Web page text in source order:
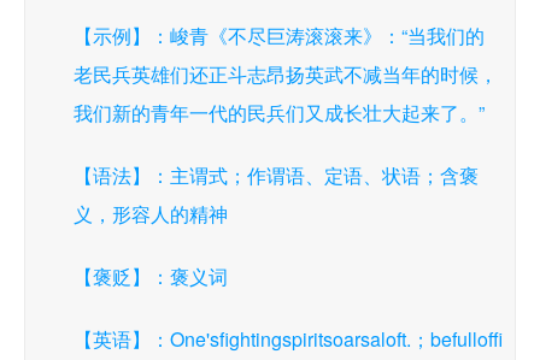
【示例】：峻青《不尽巨涛滚滚来》：“当我们的
老民兵英雄们还正斗志昂扬英武不减当年的时候，
我们新的青年一代的民兵们又成长壮大起来了。”
【语法】：主谓式；作谓语、定语、状语；含褒
义，形容人的精神
【褒贬】：褒义词
【英语】：One'sfightingspiritsoarsaloft.；befulloffi